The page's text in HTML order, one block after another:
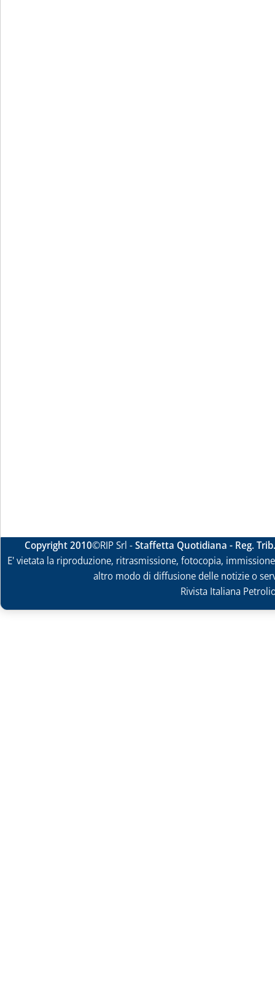
Copyright 2010©RIP Srl -Staffetta Quotidiana - Reg.
E' vietata la riproduzione, ritrasmissione, fotocopia,
altro modo di diffusione delle notizie o
Rivista Italiana